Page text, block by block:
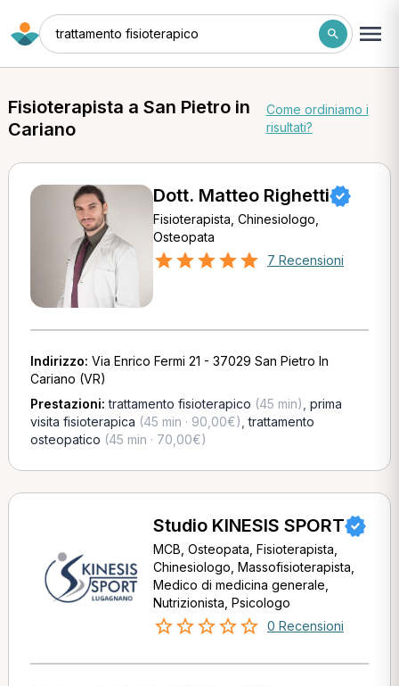
trattamento fisioterapico
Fisioterapista a San Pietro in
Cariano
Come ordiniamo i
risultati?
Dott. Matteo Righetti
Fisioterapista, Chinesiologo,
Osteopata
7 Recensioni
Indirizzo: Via Enrico Fermi 21 - 37029 San Pietro In
Cariano (VR)
Prestazioni:trattamento fisioterapico (45 min) prima
visita fisioterapica (45 min · 90,00€) ,trattamento
osteopatico (45 min · 70,00€)
Studio KINESIS SPORT
MCB, Osteopata, Fisioterapista,
Chinesiologo, Massofisioterapista,
Medico di medicina generale,
Nutrizionista, Psicologo
0 Recensioni